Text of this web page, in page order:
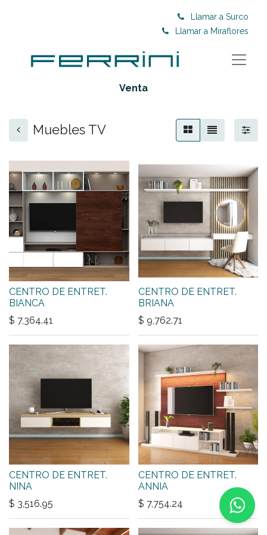
Llamar a Surco
Llamar a Miraflores
Venta
Muebles TV
CENTRO DE ENTRET.
BIANCA
$ 7,364.41
CENTRO DE ENTRET.
BRIANA
$ 9,762.71
CENTRO DE ENTRET.
NINA
$ 3,516.95
CENTRO DE ENTRET.
ANNIA
$ 7,754.24